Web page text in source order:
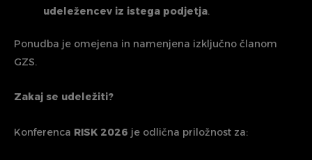
udeležencev iz istega podjetja.
Ponudba je omejena in namenjena izključno članom
GZS.
Zakaj se udeležiti?
Konferenca RISK 2026 je odlična priložnost za: